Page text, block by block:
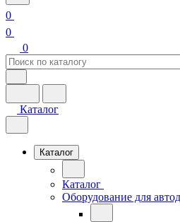
0
0
0
Каталог
Каталог
Каталог
Оборудование для